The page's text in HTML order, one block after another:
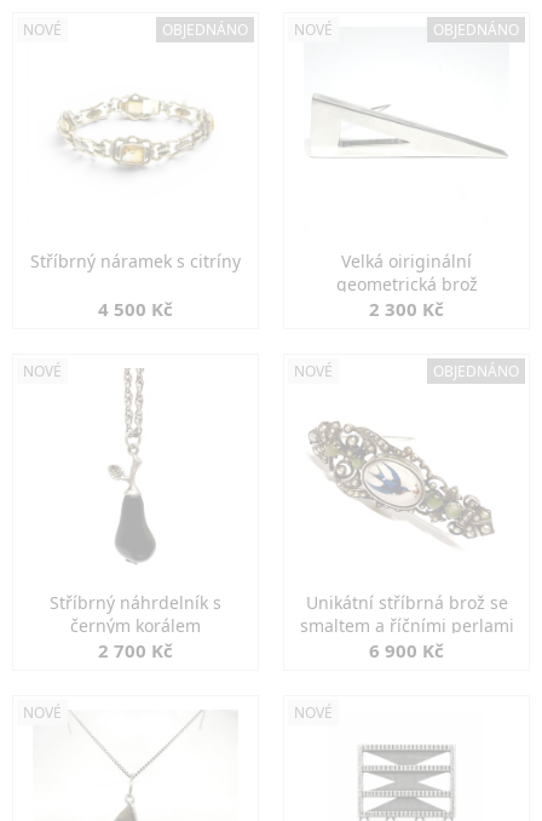
NOVÉ OBJEDNÁNO
Stříbrný náramek s citríny
4 500 Kč
NOVÉ OBJEDNÁNO
Velká oiriginální
geometrická brož
2 300 Kč
NOVÉ
Stříbrný náhrdelník s
černým korálem
2 700 Kč
NOVÉ OBJEDNÁNO
Unikátní stříbrná brož se
smaltem a říčními perlami
6 900 Kč
NOVÉ NOVÉ